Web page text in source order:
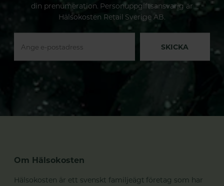
din prenumeration. Personuppgiftsansvarig är
Hälsokosten Retail Sverige AB.
SKICKA
Om Hälsokosten
Hälsokosten är ett svenskt familjeägt företag som har